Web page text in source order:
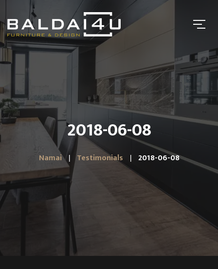
2018-06-08
Namai Testimonials 2018-06-08